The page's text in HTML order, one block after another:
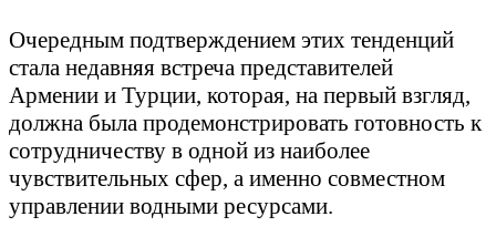
Очередным подтверждением этих тенденций
стала недавняя встреча представителей
Армении и Турции, которая, на первый взгляд,
должна была продемонстрировать готовность к
сотрудничеству в одной из наиболее
чувствительных сфер, а именно совместном
управлении водными ресурсами.